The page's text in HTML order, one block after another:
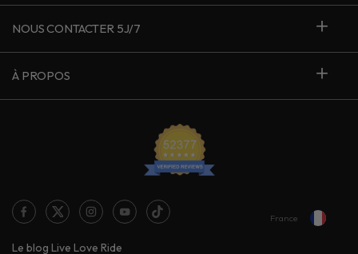
NOUS CONTACTER 5J/7
À PROPOS
Le blog Live Love Ride
France